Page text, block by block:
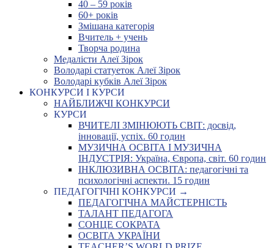
40 – 59 років
60+ років
Змішана категорія
Вчитель + учень
Творча родина
Медалісти Алеї Зірок
Володарі статуеток Алеї Зірок
Володарі кубків Алеї Зірок
КОНКУРСИ І КУРСИ
НАЙБЛИЖЧІ КОНКУРСИ
КУРСИ
ВЧИТЕЛІ ЗМІНЮЮТЬ СВІТ: досвід,
інновації, успіх. 60 годин
МУЗИЧНА ОСВІТА І МУЗИЧНА
ІНДУСТРІЯ: Україна, Європа, світ. 60 годин
ІНКЛЮЗИВНА ОСВІТА: педагогічні та
психологічні аспекти. 15 годин
ПЕДАГОГІЧНІ КОНКУРСИ →
ПЕДАГОГІЧНА МАЙСТЕРНІСТЬ
ТАЛАНТ ПЕДАГОГА
СОНЦЕ СОКРАТА
ОСВІТА УКРАЇНИ